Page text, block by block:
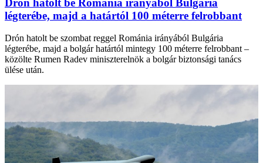
légterébe, majd a határtól 100 méterre felrobbant
Drón hatolt be szombat reggel Románia irányából Bulgária
légterébe, majd a bolgár határtól mintegy 100 méterre felrobbant –
közölte Rumen Radev miniszterelnök a bolgár biztonsági tanács
ülése után.